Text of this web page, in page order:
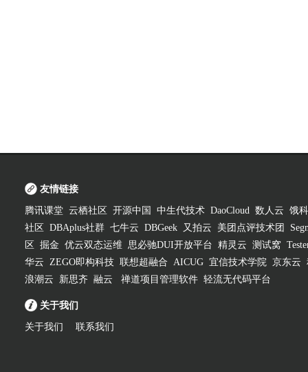
友情链接
腾讯课堂 云栖社区 开源中国 中生代技术 DaoCloud 数人云 饿
社区
DBAplus社群 七牛云 DBGeek 又拍云 美团点评技术团
区
掘金 优云双态运维 思必驰DUI开放平台 精灵云 测试窝
华云 ZEGO即构科技 联想超融合 AICUG 宜信技术学院 京东云
浪潮云
新思齐 融云 禅道项目管理软件 轻流无代码平台
关于我们
关于我们 联系我们